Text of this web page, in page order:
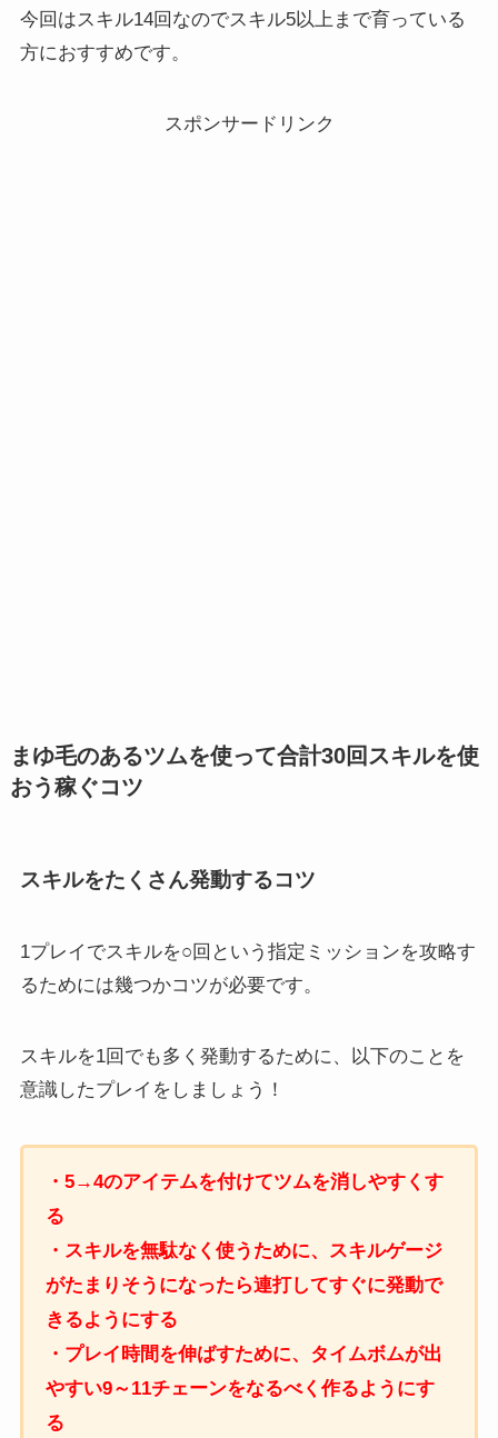
今回はスキル14回なのでスキル5以上まで育っている
方におすすめです。
スポンサードリンク
まゆ毛のあるツムを使って合計30回スキルを使
おう稼ぐコツ
スキルをたくさん発動するコツ
1プレイでスキルを○回という指定ミッションを攻略す
るためには幾つかコツが必要です。
スキルを1回でも多く発動するために、以下のことを
意識したプレイをしましょう！
・5→4のアイテムを付けてツムを消しやすくす
る
・スキルを無駄なく使うために、スキルゲージ
がたまりそうになったら連打してすぐに発動で
きるようにする
・プレイ時間を伸ばすために、タイムボムが出
やすい9～11チェーンをなるべく作るようにす
る